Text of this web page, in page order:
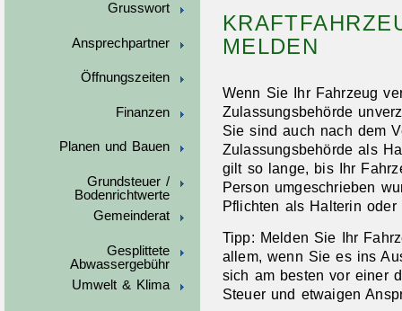
Grusswort
Ansprechpartner
Öffnungszeiten
Finanzen
Planen und Bauen
Grundsteuer /
Bodenrichtwerte
Gemeinderat
Gesplittete
Abwassergebühr
Umwelt & Klima
MELDEN
Wenn Sie Ihr Fahrzeug
Zulassungsbehörde
Sie sind auch nach dem
Zulassungsbehörde als
gilt so lange, bis Ihr
Person umgeschrieben
Pflichten als Halterin oder
Tipp: Melden Sie Ihr
allem, wenn Sie es ins
sich am besten vor einer
Steuer und etwaigen An